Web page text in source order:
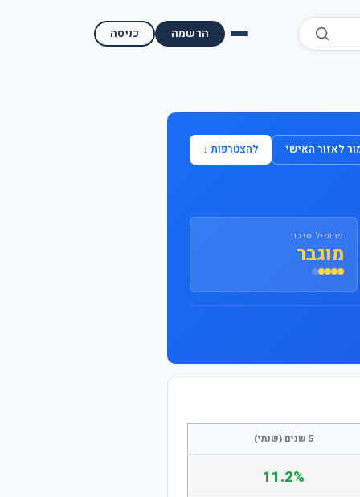
כניסה הרשמה
השוואת בתי השקעות למסחר עצמאי
מאמרים ומדריכים לאזור האישי להצטרפות ↓
פרופיל סיכון
מוגבר
5 שנים (שנתי)
11.2%